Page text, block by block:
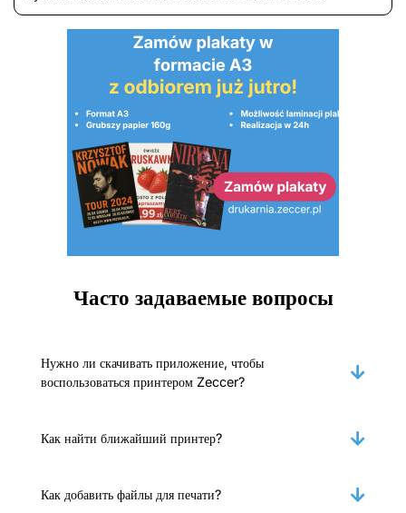
Часто задаваемые вопросы
Нужно ли скачивать приложение, чтобы
воспользоваться принтером Zeccer?
Как найти ближайший принтер?
Как добавить файлы для печати?